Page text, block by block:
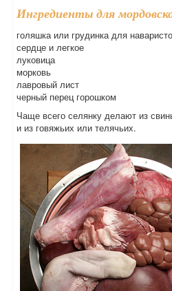
Ингредиенты для
голяшка или грудинка для
сердце и легкое
луковица
морковь
лавровый лист
черный перец горошком
Чаще всего селянку делают из
и из говяжьих или телячьих.